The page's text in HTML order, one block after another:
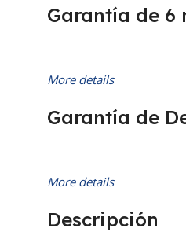
Garantía de 6
More details
Garantía de
More details
Descripción